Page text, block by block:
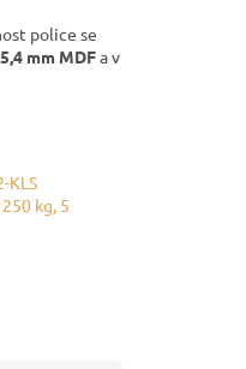
police se
5,4 mm MDFa v
KLS
kg, 5